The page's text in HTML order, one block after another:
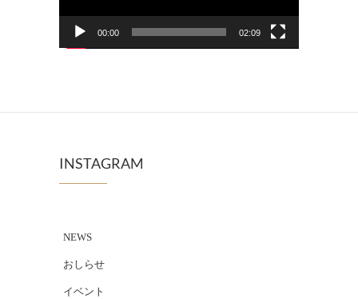
ー
00:00 02:09
INSTAGRAM
NEWS
おしらせ
イベント